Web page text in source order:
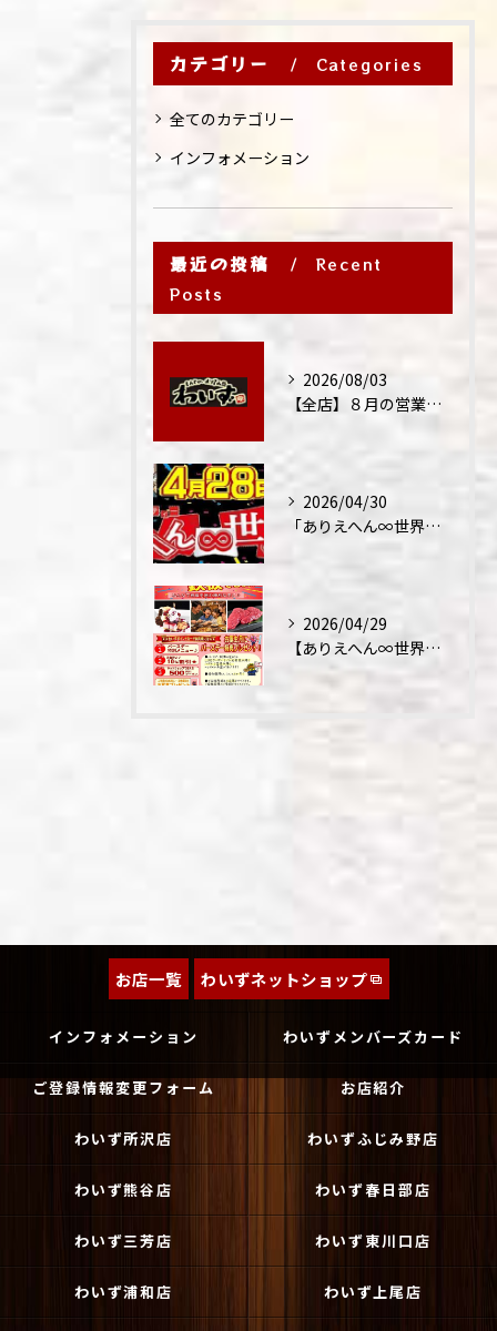
カテゴリー Categories
全てのカテゴリー
インフォメーション
最近の投稿
Recent
Posts
2026/08/03
【全店】８月の営業時間・ランチ営業につきまして
2026/04/30
「ありえへん∞世界」テレビ出演‼
2026/04/29
【ありえへん∞世界】バースデーステーキについて
お店一覧 わいずネットショップ
インフォメーション わいずメンバーズカード
ご登録情報変更フォーム お店紹介
わいず所沢店 わいずふじみ野店
わいず熊谷店 わいず春日部店
わいず三芳店 わいず東川口店
わいず浦和店 わいず上尾店